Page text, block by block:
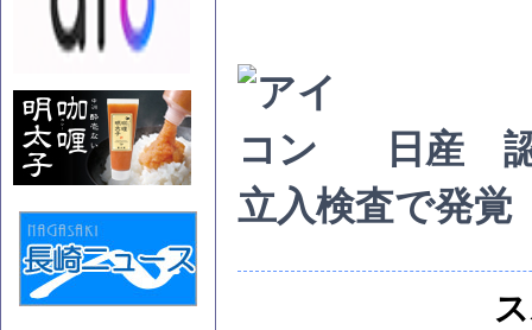
日産
立入検査で発